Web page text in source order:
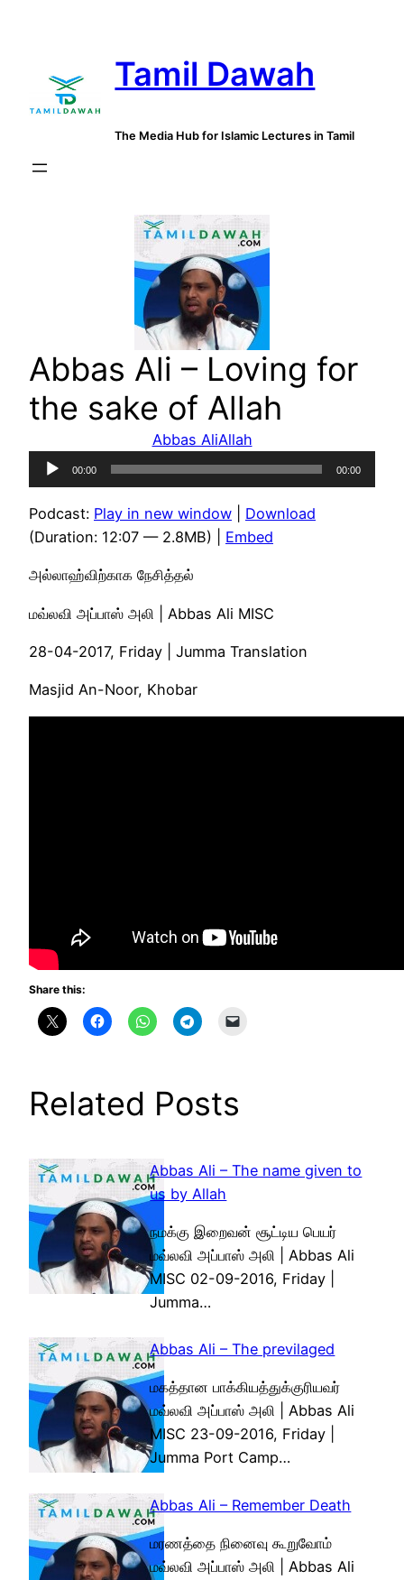
Tamil Dawah
The Media Hub for Islamic Lectures in Tamil
Abbas Ali – Loving for
the sake of Allah
Abbas AliAllah
Audio
Player
00:00 00:00
Podcast: Play in new window
Download
(Duration: 12:07 — 2.8MB) | Embed
அல்லாஹ்விற்காக நேசித்தல்
மவ்லவி அப்பாஸ் அலி | Abbas Ali MISC
28-04-2017, Friday | Jumma Translation
Masjid An-Noor, Khobar
Share this:
Related Posts
Abbas Ali – The name given to
us by Allah
நமக்கு இறைவன் சூட்டிய பெயர்
மவ்லவி அப்பாஸ் அலி | Abbas Ali
MISC 02-09-2016, Friday |
Jumma…
Abbas Ali – The previlaged
மகத்தான பாக்கியத்துக்குரியவர்
மவ்லவி அப்பாஸ் அலி | Abbas Ali
MISC 23-09-2016, Friday |
Jumma Port Camp…
Abbas Ali – Remember Death
மரணத்தை நினைவு கூறுவோம்
மவ்லவி அப்பாஸ் அலி | Abbas Ali